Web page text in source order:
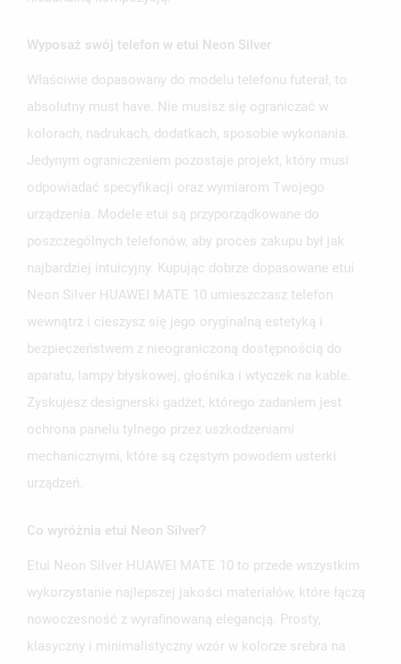
Wyposaż swój telefon w etui Neon Silver
Właściwie dopasowany do modelu telefonu futerał, to
absolutny must have. Nie musisz się ograniczać w
kolorach, nadrukach, dodatkach, sposobie wykonania.
Jedynym ograniczeniem pozostaje projekt, który musi
odpowiadać specyfikacji oraz wymiarom Twojego
urządzenia. Modele etui są przyporządkowane do
poszczególnych telefonów, aby proces zakupu był jak
najbardziej intuicyjny. Kupując dobrze dopasowane etui
Neon Silver HUAWEI MATE 10 umieszczasz telefon
wewnątrz i cieszysz się jego oryginalną estetyką i
bezpieczeństwem z nieograniczoną dostępnością do
aparatu, lampy błyskowej, głośnika i wtyczek na kable.
Zyskujesz designerski gadżet, którego zadaniem jest
ochrona panelu tylnego przez uszkodzeniami
mechanicznymi, które są częstym powodem usterki
urządzeń.
Co wyróżnia etui Neon Silver?
Etui Neon Silver HUAWEI MATE 10 to przede wszystkim
wykorzystanie najlepszej jakości materiałów, które łączą
nowoczesność z wyrafinowaną elegancją. Prosty,
klasyczny i minimalistyczny wzór w kolorze srebra na
MOJE LISTY ŻYCZEŃ
UTWÓRZ NOWĄ LISTĘ
UTWÓRZ LISTĘ ŻYCZEŃ
ANULUJ UTWÓRZ LISTĘ ŻYCZEŃ
ZALOGUJ SIĘ
MUSISZ BYĆ ZALOGOWANY BY ZAPISAĆ PRODUKTY NA
SWOJEJ LIŚCIE ŻYCZEŃ.
ANULUJ ZALOGUJ SIĘ